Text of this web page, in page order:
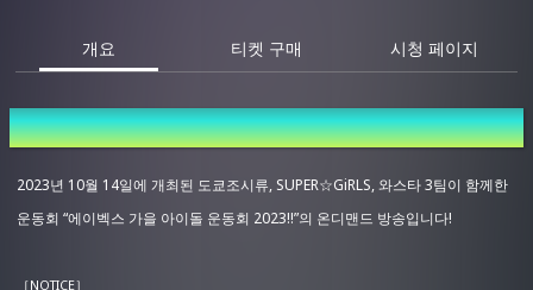
개요 티켓 구매 시청 페이지
개요
2023년 10월 14일에 개최된 도쿄조시류, SUPER☆GiRLS, 와스타 3팀이 함께한
운동회 “에이벡스 가을 아이돌 운동회 2023!!”의 온디맨드 방송입니다!
［NOTICE］